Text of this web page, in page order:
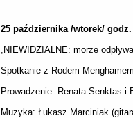
25 października /wtorek/ godz.
„NIEWIDZIALNE: morze
Spotkanie z Rodem
Prowadzenie: Renata Senktas i
Muzyka: Łukasz Marciniak